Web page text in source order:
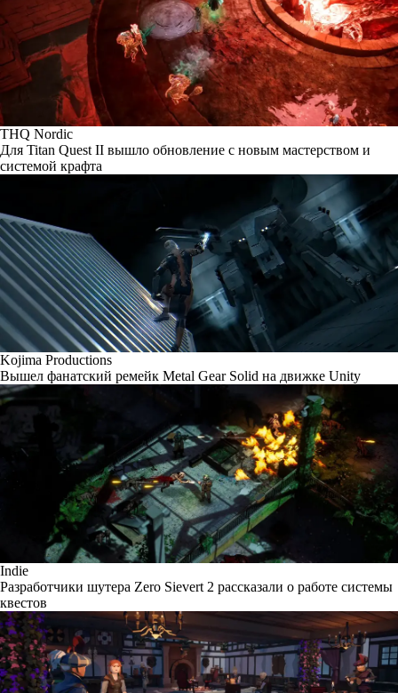
THQ Nordic
Для Titan Quest II вышло обновление с новым мастерством и
системой крафта
Kojima Productions
Вышел фанатский ремейк Metal Gear Solid на движке Unity
Indie
Разработчики шутера Zero Sievert 2 рассказали о работе системы
квестов